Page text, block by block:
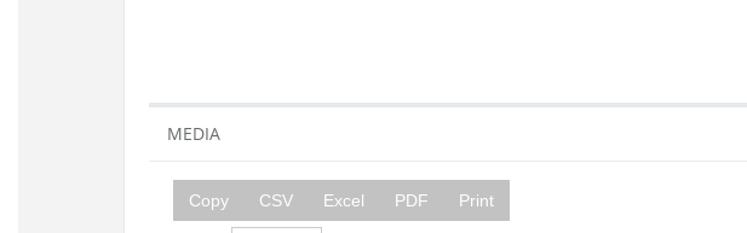
MEDIA
Copy CSV Excel PDF Print